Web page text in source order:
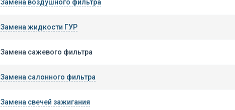
Замена воздушного фильтра
Замена жидкости ГУР
Замена сажевого фильтра
Замена салонного фильтра
Замена свечей зажигания